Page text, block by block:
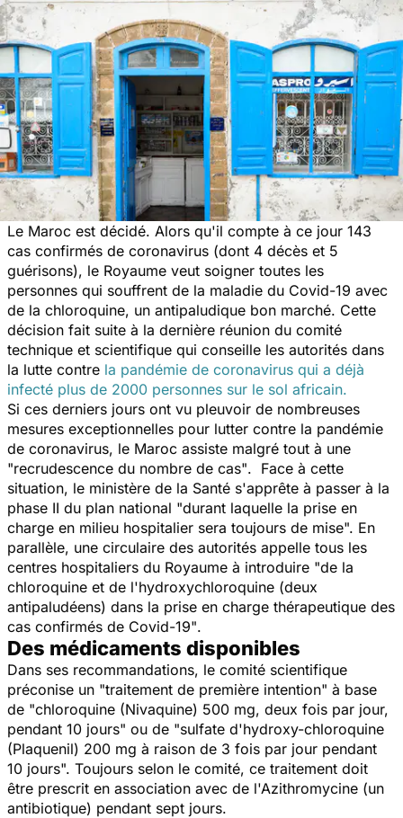
Le Maroc est décidé. Alors qu'il compte à ce jour 143
cas confirmés de coronavirus (dont 4 décès et 5
guérisons), le Royaume veut soigner toutes les
personnes qui souffrent de la maladie du Covid-19 avec
de la chloroquine, un antipaludique bon marché. Cette
décision fait suite à la dernière réunion du comité
technique et scientifique qui conseille les autorités dans
la lutte contre la pandémie de coronavirus qui a déjà
infecté plus de 2000 personnes sur le sol africain.
Si ces derniers jours ont vu pleuvoir de nombreuses
mesures exceptionnelles pour lutter contre la pandémie
de coronavirus, le Maroc assiste malgré tout à une
"recrudescence du nombre de cas". Face à cette
situation, le ministère de la Santé s'apprête à passer à la
phase II du plan national "durant laquelle la prise en
charge en milieu hospitalier sera toujours de mise". En
parallèle, une circulaire des autorités appelle tous les
centres hospitaliers du Royaume à introduire "de la
chloroquine et de l'hydroxychloroquine (deux
antipaludéens) dans la prise en charge thérapeutique des
cas confirmés de Covid-19".
Des médicaments disponibles
Dans ses recommandations, le comité scientifique
préconise un "traitement de première intention" à base
de "chloroquine (Nivaquine) 500 mg, deux fois par jour,
pendant 10 jours" ou de "sulfate d'hydroxy-chloroquine
(Plaquenil) 200 mg à raison de 3 fois par jour pendant
10 jours". Toujours selon le comité, ce traitement doit
être prescrit en association avec de l'Azithromycine (un
antibiotique) pendant sept jours.